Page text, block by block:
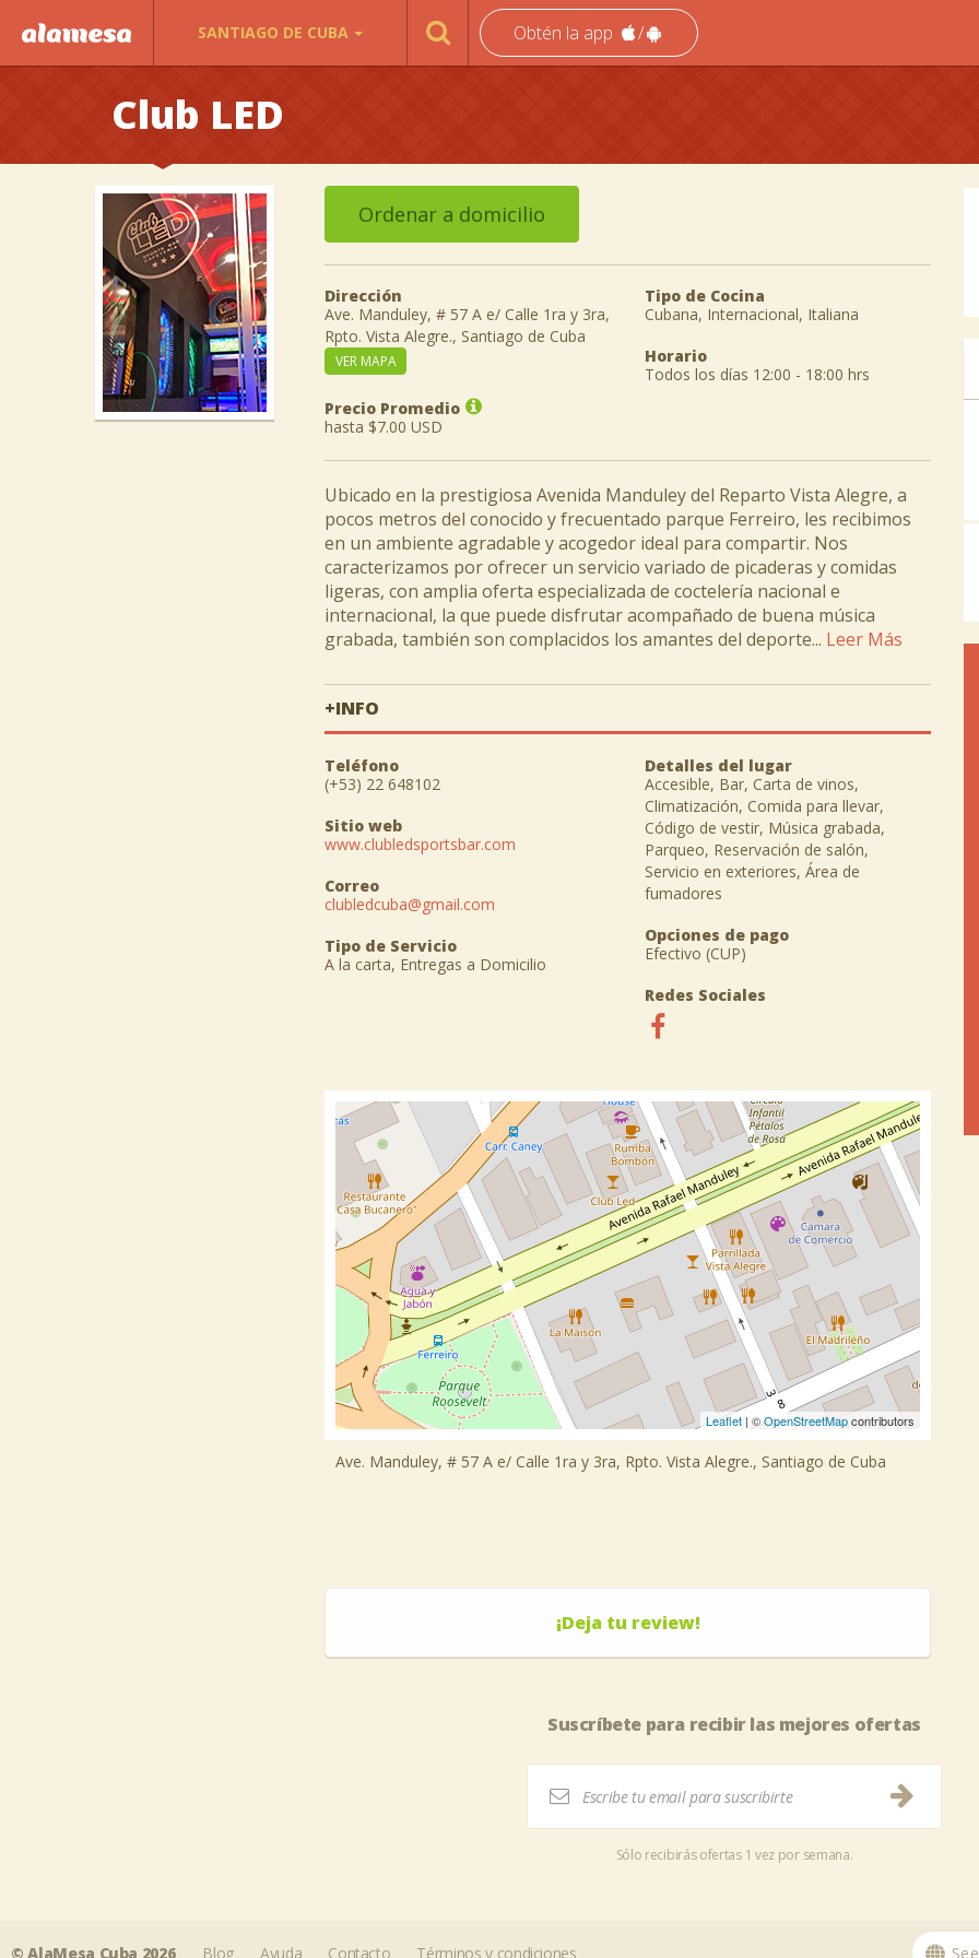
SANTIAGO DE CUBA Obtén la app /
Club LED
Ordenar a domicilio
Dirección
Ave. Manduley, # 57 A e/ Calle 1ra y 3ra,
Rpto. Vista Alegre., Santiago de Cuba
VER MAPA
Precio Promedio
hasta $7.00 USD
Tipo de Cocina
Cubana, Internacional, Italiana
Horario
Todos los días 12:00 - 18:00 hrs
Ubicado en la prestigiosa Avenida Manduley del Reparto Vista Alegre, a
pocos metros del conocido y frecuentado parque Ferreiro, les recibimos
en un ambiente agradable y acogedor ideal para compartir. Nos
caracterizamos por ofrecer un servicio variado de picaderas y comidas
ligeras, con amplia oferta especializada de coctelería nacional e
internacional, la que puede disfrutar acompañado de buena música
grabada, también son complacidos los amantes del deporte... Leer Más
+INFO
Teléfono
(+53) 22 648102
Sitio web
www.clubledsportsbar.com
Correo
clubledcuba@gmail.com
Tipo de Servicio
A la carta, Entregas a Domicilio
Detalles del lugar
Accesible, Bar, Carta de vinos,
Climatización, Comida para llevar,
Código de vestir, Música grabada,
Parqueo, Reservación de salón,
Servicio en exteriores, Área de
fumadores
Opciones de pago
Efectivo (CUP)
Redes Sociales
Leaflet | ©OpenStreetMapcontributors
Ave. Manduley, # 57 A e/ Calle 1ra y 3ra, Rpto. Vista Alegre., Santiago de Cuba
¡Deja tu review!
Suscríbete para recibir las mejores ofertas
Sólo recibirás ofertas 1 vez por semana.
© AlaMesa Cuba 2026 Blog Ayuda Contacto Términos y condiciones